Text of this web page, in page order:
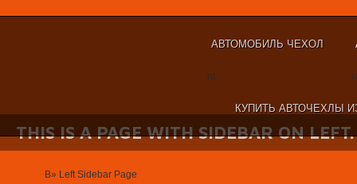
АВТОМОБИЛЬ ЧЕХОЛ
nt
КУПИТЬ АВТОЧЕХЛЫ
THIS IS A PAGE WITH SIDEBAR ON LEFT.
В» Left Sidebar Page